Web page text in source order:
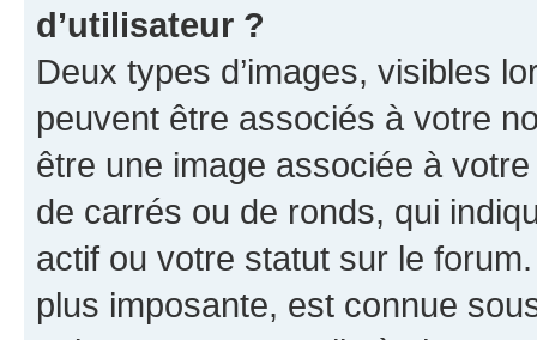
d’utilisateur ?
Deux types d’images, visibles
peuvent être associés à votre
être une image associée à
de carrés ou de ronds, qui
actif ou votre statut sur le
plus imposante, est connue